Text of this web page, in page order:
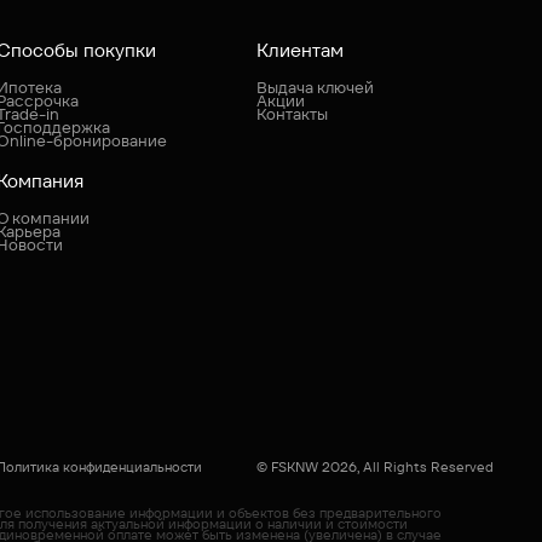
покупки
in
бронирование
Клиентам
Выдача ключей
Акции
Контакты
компании
конфиденциальности © FSKNW 2026, All Rights Reserved
использование информации и объектов без предварительного
получения актуальной информации о наличии и стоимости
оплате может быть изменена (увеличена) в случае